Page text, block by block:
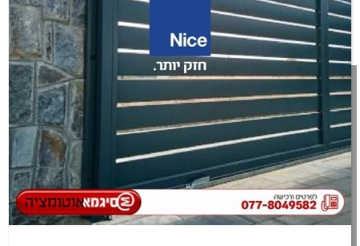
מעוניינים בRUN 2500I? מלאו פרטים בטופס
או חייגו עכשיו:077-8049582